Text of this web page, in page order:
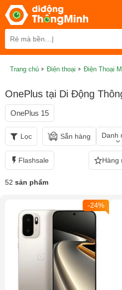
Trang chủ Điện thoại Điện Thoại
OnePlus tại Di Động
OnePlus 15
Lọc Sẵn hàng Danh
Flashsale Hàng
52 sản phẩm
-24%